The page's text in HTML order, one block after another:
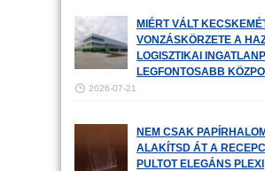
MIÉRT VÁLT
VONZÁSKÖRZETE A
LOGISZTIKAI
LEGFONTOSABB
2026-07-21
NEM CSAK
ALAKÍTSD ÁT A
PULTOT ELEGÁNS PLEXI